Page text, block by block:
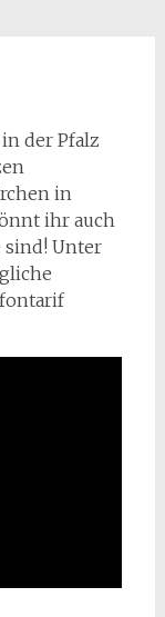
der Pfalz
in
ihr auch
Unter